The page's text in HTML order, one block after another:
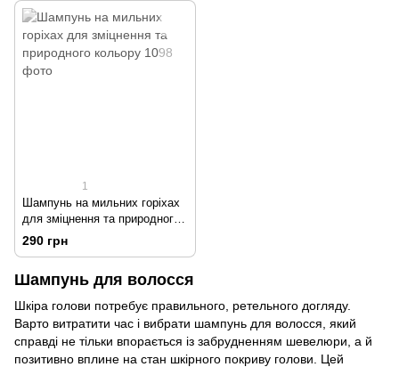
1
Шампунь на мильних горіхах
для зміцнення та природного
кольору
290 грн
Шампунь для волосся
Шкіра голови потребує правильного, ретельного догляду.
Варто витратити час і вибрати шампунь для волосся, який
справді не тільки впорається із забрудненням шевелюри, а й
позитивно вплине на стан шкірного покриву голови. Цей